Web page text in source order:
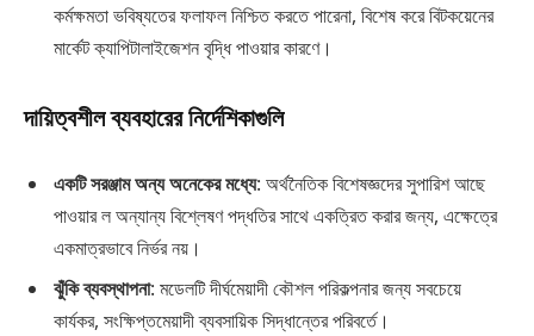
কর্মক্ষমতা ভবিষ্যতের ফলাফল নিশ্চিত করতে পারেনা, বিশেষ করে বিটকয়েনের
মার্কেট ক্যাপিটালাইজেশন বৃদ্ধি পাওয়ার কারণে।
দায়িত্বশীল ব্যবহারের নির্দেশিকাগুলি
একটি সরঞ্জাম অন্য অনেকের মধ্যে: অর্থনৈতিক বিশেষজ্ঞদের সুপারিশ আছে
পাওয়ার ল অন্যান্য বিশ্লেষণ পদ্ধতির সাথে একত্রিত করার জন্য, এক্ষেত্রে
একমাত্রভাবে নির্ভর নয়।
ঝুঁকি ব্যবস্থাপনা: মডেলটি দীর্ঘমেয়াদী কৌশল পরিকল্পনার জন্য সবচেয়ে
কার্যকর, সংক্ষিপ্তমেয়াদী ব্যবসায়িক সিদ্ধান্তের পরিবর্তে।